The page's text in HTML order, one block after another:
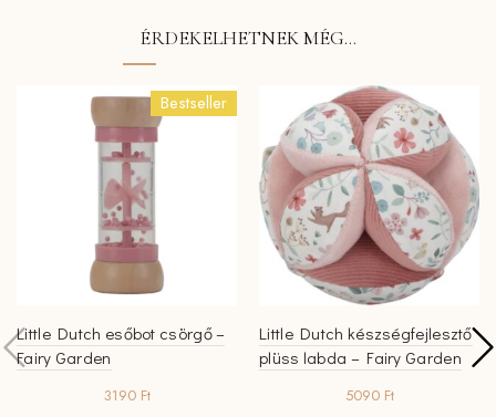
ÉRDEKELHETNEK MÉG…
Bestseller
Little Dutch esőbot csörgő –
Fairy Garden
3190 Ft
Little Dutch készségfejlesztő
plüss labda – Fairy Garden
5090 Ft